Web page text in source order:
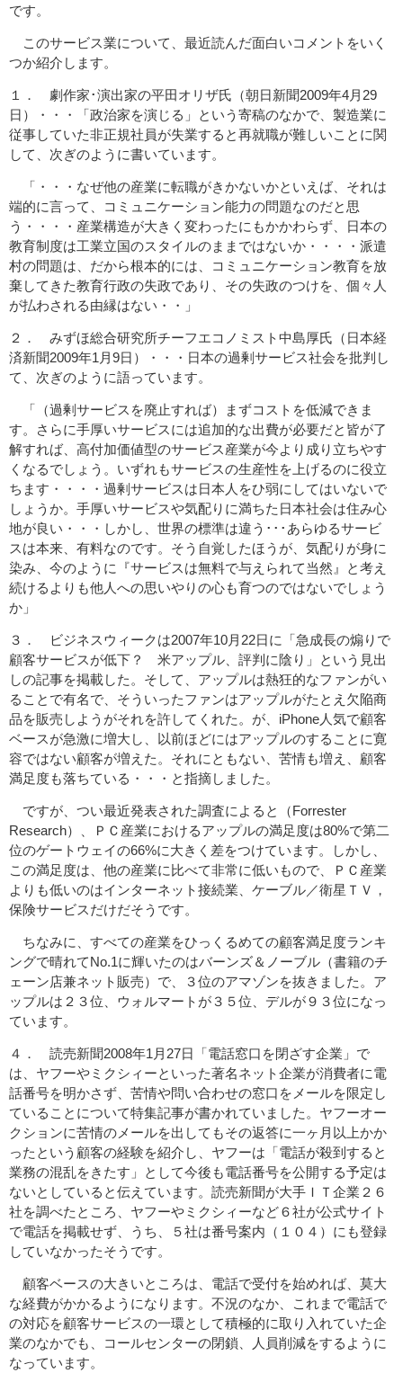
です。
このサービス業について、最近読んだ面白いコメントをいく
つか紹介します。
１． 劇作家･演出家の平田オリザ氏（朝日新聞2009年4月29
日）・・・「政治家を演じる」という寄稿のなかで、製造業に
従事していた非正規社員が失業すると再就職が難しいことに関
して、次ぎのように書いています。
「・・・なぜ他の産業に転職がきかないかといえば、それは
端的に言って、コミュニケーション能力の問題なのだと思
う・・・・産業構造が大きく変わったにもかかわらず、日本の
教育制度は工業立国のスタイルのままではないか・・・・派遣
村の問題は、だから根本的には、コミュニケーション教育を放
棄してきた教育行政の失政であり、その失政のつけを、個々人
が払わされる由縁はない・・」
２． みずほ総合研究所チーフエコノミスト中島厚氏（日本経
済新聞2009年1月9日）・・・日本の過剰サービス社会を批判し
て、次ぎのように語っています。
「（過剰サービスを廃止すれば）まずコストを低減できま
す。さらに手厚いサービスには追加的な出費が必要だと皆が了
解すれば、高付加価値型のサービス産業が今より成り立ちやす
くなるでしょう。いずれもサービスの生産性を上げるのに役立
ちます・・・・過剰サービスは日本人をひ弱にしてはいないで
しょうか。手厚いサービスや気配りに満ちた日本社会は住み心
地が良い・・・しかし、世界の標準は違う･･･あらゆるサービ
スは本来、有料なのです。そう自覚したほうが、気配りが身に
染み、今のように『サービスは無料で与えられて当然』と考え
続けるよりも他人への思いやりの心も育つのではないでしょう
か」
３． ビジネスウィークは2007年10月22日に「急成長の煽りで
顧客サービスが低下？ 米アップル、評判に陰り」という見出
しの記事を掲載した。そして、アップルは熱狂的なファンがい
ることで有名で、そういったファンはアップルがたとえ欠陥商
品を販売しようがそれを許してくれた。が、iPhone人気で顧客
ベースが急激に増大し、以前ほどにはアップルのすることに寛
容ではない顧客が増えた。それにともない、苦情も増え、顧客
満足度も落ちている・・・と指摘しました。
ですが、つい最近発表された調査によると（Forrester
Research）、ＰＣ産業におけるアップルの満足度は80%で第二
位のゲートウェイの66%に大きく差をつけています。しかし、
この満足度は、他の産業に比べて非常に低いもので、ＰＣ産業
よりも低いのはインターネット接続業、ケーブル／衛星ＴＶ，
保険サービスだけだそうです。
ちなみに、すべての産業をひっくるめての顧客満足度ランキ
ングで晴れてNo.1に輝いたのはバーンズ＆ノーブル（書籍のチ
ェーン店兼ネット販売）で、３位のアマゾンを抜きました。ア
ップルは２３位、ウォルマートが３５位、デルが９３位になっ
ています。
４． 読売新聞2008年1月27日「電話窓口を閉ざす企業」で
は、ヤフーやミクシィーといった著名ネット企業が消費者に電
話番号を明かさず、苦情や問い合わせの窓口をメールを限定し
ていることについて特集記事が書かれていました。ヤフーオー
クションに苦情のメールを出してもその返答に一ヶ月以上かか
ったという顧客の経験を紹介し、ヤフーは「電話が殺到すると
業務の混乱をきたす」として今後も電話番号を公開する予定は
ないとしていると伝えています。読売新聞が大手ＩＴ企業２６
社を調べたところ、ヤフーやミクシィーなど６社が公式サイト
で電話を掲載せず、うち、５社は番号案内（１０４）にも登録
していなかったそうです。
顧客ベースの大きいところは、電話で受付を始めれば、莫大
な経費がかかるようになります。不況のなか、これまで電話で
の対応を顧客サービスの一環として積極的に取り入れていた企
業のなかでも、コールセンターの閉鎖、人員削減をするように
なっています。